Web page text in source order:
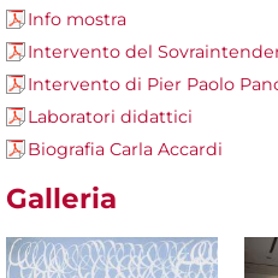
Info mostra
Intervento del
Intervento di Pier Paolo
Laboratori didattici
Biografia Carla Accardi
Galleria